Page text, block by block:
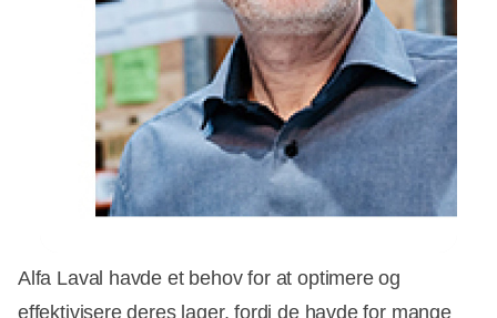
Alfa Laval havde et behov for at optimere og
effektivisere deres lager, fordi de havde for mange